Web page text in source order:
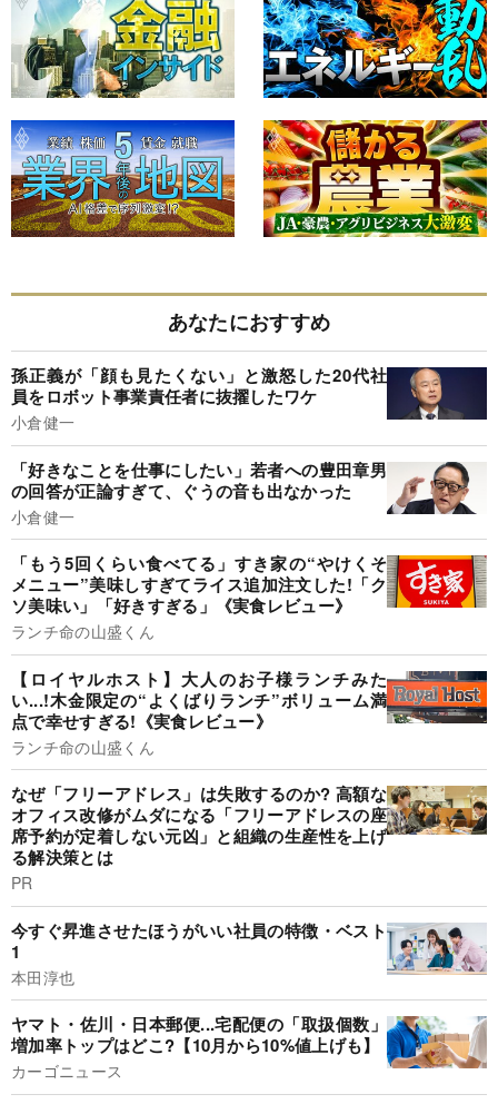
あなたにおすすめ
孫正義が「顔も見たくない」と激怒した20代社
員をロボット事業責任者に抜擢したワケ
小倉健一
「好きなことを仕事にしたい」若者への豊田章男
の回答が正論すぎて、ぐうの音も出なかった
小倉健一
「もう5回くらい食べてる」すき家の“やけくそ
メニュー”美味しすぎてライス追加注文した!「ク
ソ美味い」「好きすぎる」《実食レビュー》
ランチ命の山盛くん
【ロイヤルホスト】大人のお子様ランチみた
い...!木金限定の“よくばりランチ”ボリューム満
点で幸せすぎる!《実食レビュー》
ランチ命の山盛くん
なぜ「フリーアドレス」は失敗するのか? 高額な
オフィス改修がムダになる「フリーアドレスの座
席予約が定着しない元凶」と組織の生産性を上げ
る解決策とは
PR
今すぐ昇進させたほうがいい社員の特徴・ベスト
1
本田淳也
ヤマト・佐川・日本郵便...宅配便の「取扱個数」
増加率トップはどこ?【10月から10%値上げも】
カーゴニュース